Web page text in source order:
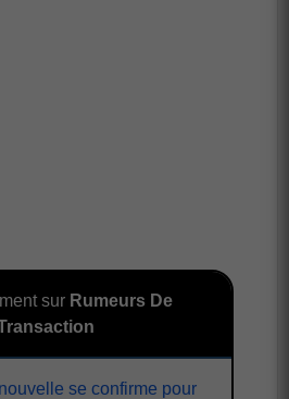
sur Rumeurs De
se confirme pour